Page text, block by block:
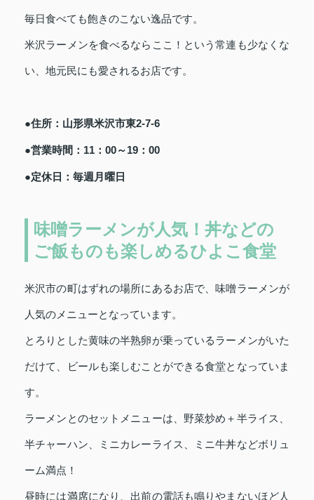
毎日食べても飽きのこない逸品です。
米沢ラーメンを食べるならここ！という常連も少なくな
い、地元民にも愛されるお店です。
●住所：山形県米沢市東2-7-6
●営業時間：11：00～19：00
●定休日：毎週月曜日
味噌ラーメンが人気！丼などの
ご飯ものも楽しめるひよこ食堂
米沢市の町はずれの場所にあるお店で、味噌ラーメンが
人気のメニューとなっています。
とろりとした黄味の半熟卵が乗っているラーメンがいた
だけて、ビールも楽しむことができる食堂となっていま
す。
ラーメンとのセットメニューは、野菜炒め＋半ライス、
半チャーハン、ミニカレーライス、ミニ牛丼などボリュ
ーム満点！
昼時には満席になり、出前の電話も鳴りやまないほど人